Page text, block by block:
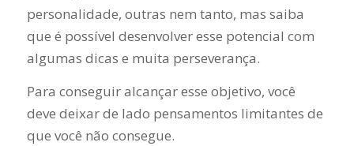
personalidade, outras nem tanto, mas saiba
que é possível desenvolver esse potencial com
algumas dicas e muita perseverança.
Para conseguir alcançar esse objetivo, você
deve deixar de lado pensamentos limitantes de
que você não consegue.